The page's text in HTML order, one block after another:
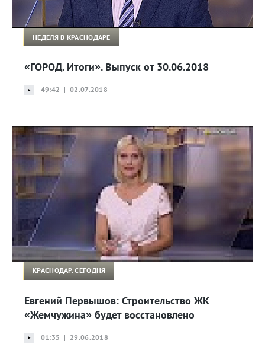
НЕДЕЛЯ В КРАСНОДАРЕ
«ГОРОД. Итоги». Выпуск от 30.06.2018
49:42 | 02.07.2018
КРАСНОДАР. СЕГОДНЯ
Евгений Первышов: Строительство ЖК
«Жемчужина» будет восстановлено
01:35 | 29.06.2018